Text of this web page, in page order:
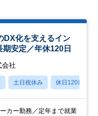
化を支えるイン
安定／年休120日
会社
土日祝休み 休日120日以上
カー勤務／定年まで就業